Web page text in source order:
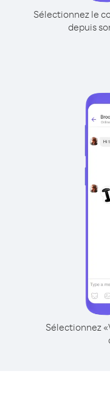
Sélectionnez le
depuis
Sélectionnez